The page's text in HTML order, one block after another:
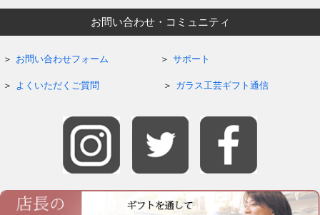
お問い合わせ・コミュニティ
お問い合わせフォーム サポート
よくいただくご質問 ガラス工芸ギフト通信